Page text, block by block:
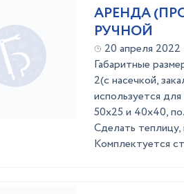
АРЕНДА
РУЧНОЙ
20 апреля 2022
Габаритные
2(с насечкой,
используется
50х25 и 40х40,
Сделать теплицу,
Комплектуется